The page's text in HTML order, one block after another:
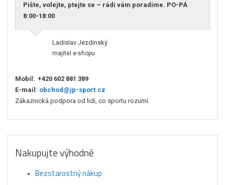
Pište, volejte, ptejte se – rádi vám poradíme. PO-PÁ
8:00-18:00
Ladislav Jezdinský
majitel e-shopu
Mobil: +420 602 881 389
E-mail: obchod@jp-sport.cz
Zákaznická podpora od lidí, co sportu rozumí.
Nakupujte výhodně
Bezstarostný nákup